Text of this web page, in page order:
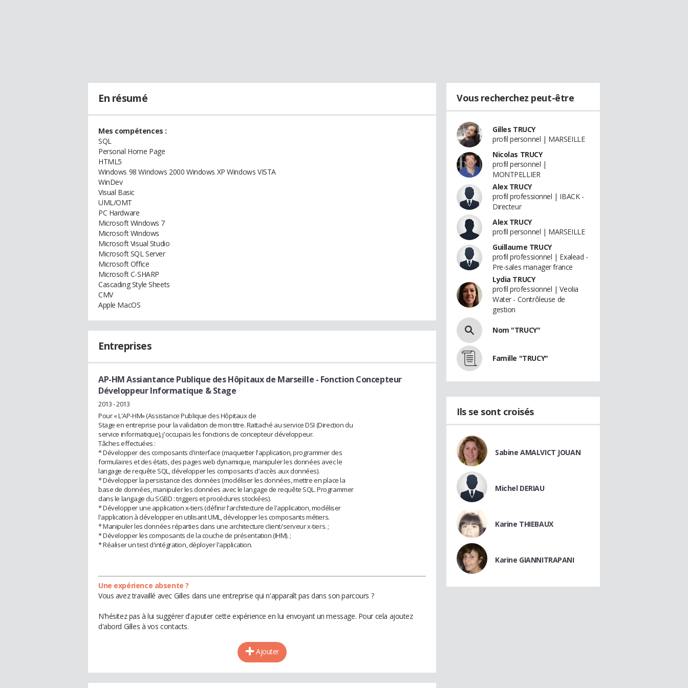
En résumé
Mes compétences :
SQL
Personal Home Page
HTML5
Windows 98 Windows 2000 Windows XP Windows VISTA
WinDev
Visual Basic
UML/OMT
PC Hardware
Microsoft Windows 7
Microsoft Windows
Microsoft Visual Studio
Microsoft SQL Server
Microsoft Office
Microsoft C-SHARP
Cascading Style Sheets
CMV
Apple MacOS
Entreprises
AP-HM Assiantance Publique des Hôpitaux de Marseille - Fonction Concepteur
Développeur Informatique & Stage
2013 - 2013
Pour « L'AP-HM» (Assistance Publique des Hôpitaux de
Stage en entreprise pour la validation de mon titre. Rattaché au service DSI (Direction du
service informatique), j'occupais les fonctions de concepteur développeur.
Tâches effectuées :
* Développer des composants d'interface (maquetter l'application, programmer des
formulaires et des états, des pages web dynamique, manipuler les données avec le
langage de requête SQL, développer les composants d'accès aux données).
* Développer la persistance des données (modéliser les données, mettre en place la
base de données, manipuler les données avec le langage de requête SQL. Programmer
dans le langage du SGBD : triggers et procédures stockées).
* Développer une application x-tiers (définir l'architecture de l'application, modéliser
l'application à développer en utilisant UML, développer les composants métiers.
* Manipuler les données réparties dans une architecture client/serveur x-tiers. ;
* Développer les composants de la couche de présentation (IHM). ;
* Réaliser un test d'intégration, déployer l'application.
Une expérience absente ?
Vous avez travaillé avec Gilles dans une entreprise qui n'apparaît pas dans son parcours ?
N'hésitez pas à lui suggérer d'ajouter cette expérience en lui envoyant un message. Pour cela ajoutez
d'abord Gilles à vos contacts.
Ajouter
Vous recherchez peut-être
Gilles TRUCY
profil personnel | MARSEILLE
Nicolas TRUCY
profil personnel |
MONTPELLIER
Alex TRUCY
profil professionnel | IBACK -
Directeur
Alex TRUCY
profil personnel | MARSEILLE
Guillaume TRUCY
profil professionnel | Exalead -
Pre-sales manager france
Lydia TRUCY
profil professionnel | Veolia
Water - Contrôleuse de
gestion
Nom "TRUCY"
Famille "TRUCY"
Ils se sont croisés
Sabine AMALVICT JOUAN
Michel DERIAU
Karine THIEBAUX
Karine GIANNITRAPANI